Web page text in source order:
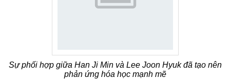
Sự phối hợp giữa Han Ji Min và Lee Joon Hyuk đã tạo nên
phản ứng hóa học mạnh mẽ